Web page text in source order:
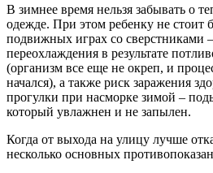
В зимнее время нельзя забывать о
одежде. При этом ребенку не стоит
подвижных играх со сверстниками
переохлаждения в результате
(организм все еще не окреп, и
начался), а также риск заражения
прогулки при насморке зимой –
который увлажнен и не запылен.
Когда от выхода на улицу лучше
несколько основных